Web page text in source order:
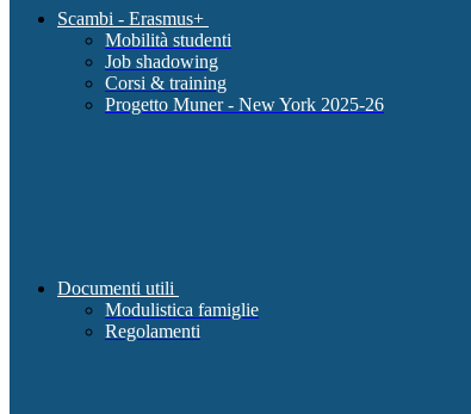
Scambi - Erasmus+
Mobilità studenti
Job shadowing
Corsi & training
Progetto Muner - New York 2025-26
Documenti utili
Modulistica famiglie
Regolamenti